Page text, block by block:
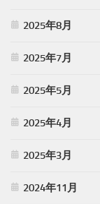
2025年8月
2025年7月
2025年5月
2025年4月
2025年3月
2024年11月